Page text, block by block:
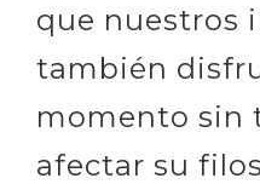
que nuestros
también
momento sin
afectar su